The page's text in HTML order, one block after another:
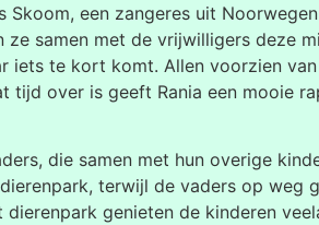
een zangeres uit
ze samen met de vrijwilligers deze
iets te kort komt. Allen voorzien
over is geeft Rania een mooie
die samen met hun overige
terwijl de vaders op
genieten de kinderen